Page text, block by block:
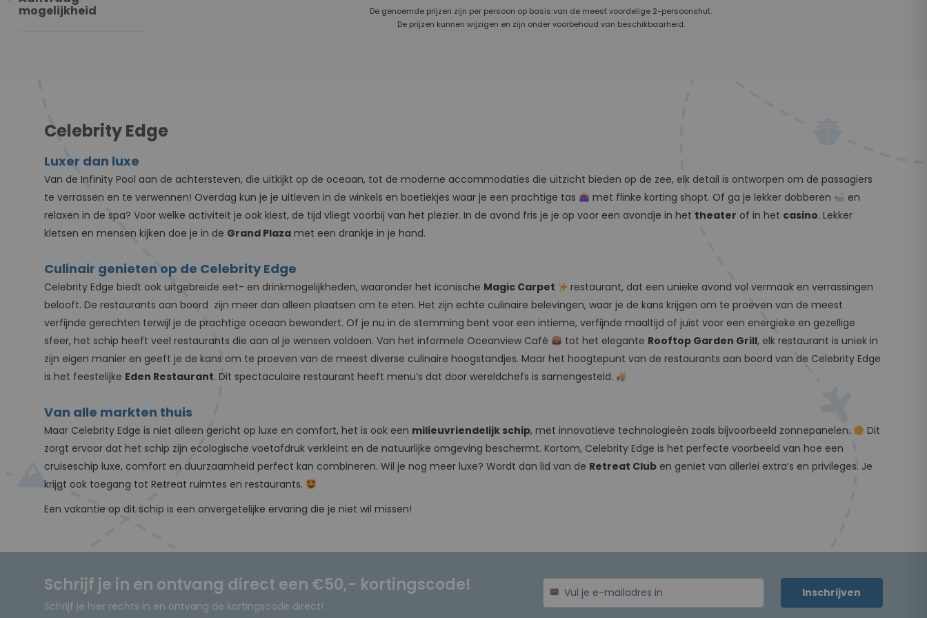
mogelijkheid
De genoemde prijzen zijn per persoon op basis van de meest voordelige 2-persoonshut.
De prijzen kunnen wijzigen en zijn onder voorbehoud van beschikbaarheid.
Celebrity Edge
Luxer dan luxe
Van de Infinity Pool aan de achtersteven, die uitkijkt op de oceaan, tot de moderne accommodaties die uitzicht bieden op de zee, elk detail is ontworpen om de passagiers
te verrassen en te verwennen! Overdag kun je je uitleven in de winkels en boetiekjes waar je een prachtige tas
met flinke korting shopt. Of ga je lekker dobberen
en
relaxen in de spa? Voor welke activiteit je ook kiest, de tijd vliegt voorbij van het plezier. In de avond fris je je op voor een avondje in het theater of in het casino. Lekker
kletsen en mensen kijken doe je in de Grand Plaza met een drankje in je hand.
Culinair genieten op de Celebrity Edge
Celebrity Edge biedt ook uitgebreide eet- en drinkmogelijkheden, waaronder het iconische Magic Carpet
restaurant, dat een unieke avond vol vermaak en verrassingen
belooft. De restaurants aan boord zijn meer dan alleen plaatsen om te eten. Het zijn echte culinaire belevingen, waar je de kans krijgen om te proeven van de meest
verfijnde gerechten terwijl je de prachtige oceaan bewondert. Of je nu in de stemming bent voor een intieme, verfijnde maaltijd of juist voor een energieke en gezellige
sfeer, het schip heeft veel restaurants die aan al je wensen voldoen. Van het informele Oceanview Café
tot het elegante Rooftop Garden Grill, elk restaurant is uniek in
zijn eigen manier en geeft je de kans om te proeven van de meest diverse culinaire hoogstandjes. Maar het hoogtepunt van de restaurants aan boord van de Celebrity Edge
is het feestelijke Eden Restaurant. Dit spectaculaire restaurant heeft menu’s dat door wereldchefs is samengesteld.
Van alle markten thuis
Maar Celebrity Edge is niet alleen gericht op luxe en comfort, het is ook een milieuvriendelijk schip, met innovatieve technologieën zoals bijvoorbeeld zonnepanelen.
Dit
zorgt ervoor dat het schip zijn ecologische voetafdruk verkleint en de natuurlijke omgeving beschermt. Kortom, Celebrity Edge is het perfecte voorbeeld van hoe een
cruiseschip luxe, comfort en duurzaamheid perfect kan combineren. Wil je nog meer luxe? Wordt dan lid van de Retreat Club en geniet van allerlei extra’s en privileges. Je
krijgt ook toegang tot Retreat ruimtes en restaurants.
Een vakantie op dit schip is een onvergetelijke ervaring die je niet wil missen!
Schrijf je in en ontvang direct een €50,- kortingscode!
Schrijf je hier rechts in en ontvang de kortingscode direct!
mail Inschrijven